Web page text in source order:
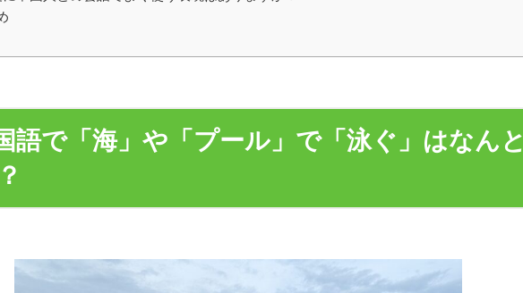
語で「海」や「プール」で「泳ぐ」はなんと